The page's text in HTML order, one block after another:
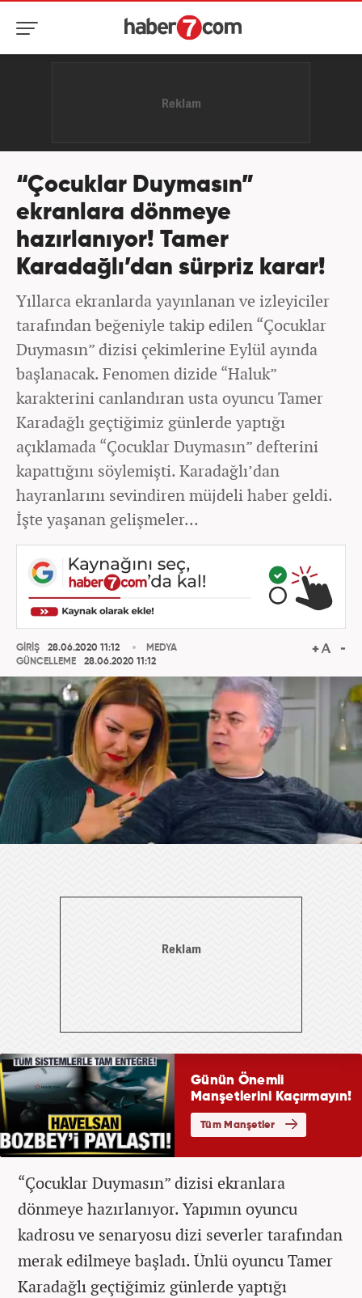
“Çocuklar Duymasın”
ekranlara dönmeye
hazırlanıyor! Tamer
Karadağlı’dan sürpriz karar!
Yıllarca ekranlarda yayınlanan ve izleyiciler
tarafından beğeniyle takip edilen “Çocuklar
Duymasın” dizisi çekimlerine Eylül ayında
başlanacak. Fenomen dizide “Haluk”
karakterini canlandıran usta oyuncu Tamer
Karadağlı geçtiğimiz günlerde yaptığı
açıklamada “Çocuklar Duymasın” defterini
kapattığını söylemişti. Karadağlı’dan
hayranlarını sevindiren müjdeli haber geldi.
İşte yaşanan gelişmeler...
GİRİŞ
28.06.2020 11:12
GÜNCELLEME
28.06.2020 11:12
MEDYA
“Çocuklar Duymasın” dizisi ekranlara
dönmeye hazırlanıyor. Yapımın oyuncu
kadrosu ve senaryosu dizi severler tarafından
merak edilmeye başladı. Ünlü oyuncu Tamer
Karadağlı geçtiğimiz günlerde yaptığı